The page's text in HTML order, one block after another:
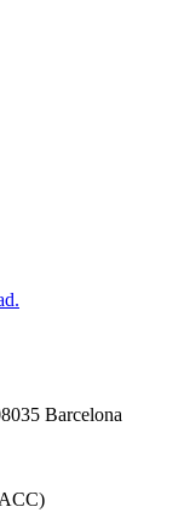
Barcelona